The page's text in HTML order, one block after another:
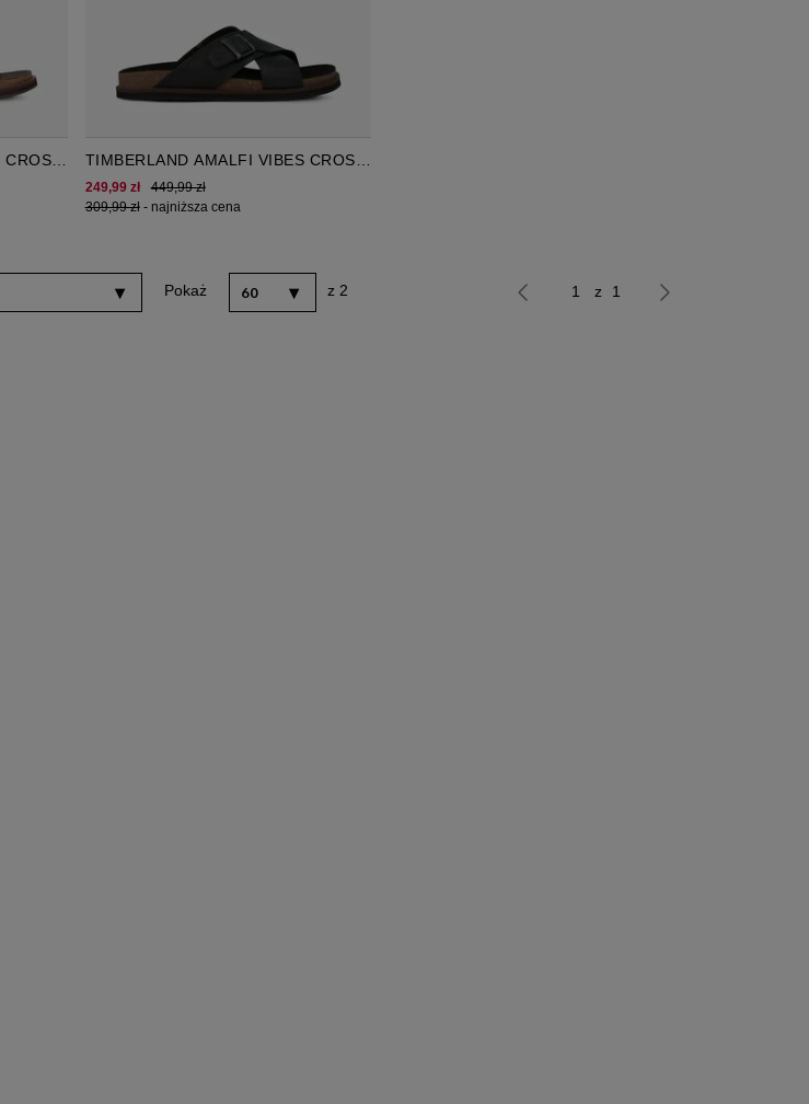
TIMBERLAND AMALFI VIBES CROSS
SLIDE MENS
449,99 zł
249,99 zł
309,99 zł- najniższa cena
▾ Pokaż 60 ▾ z 2 z 1